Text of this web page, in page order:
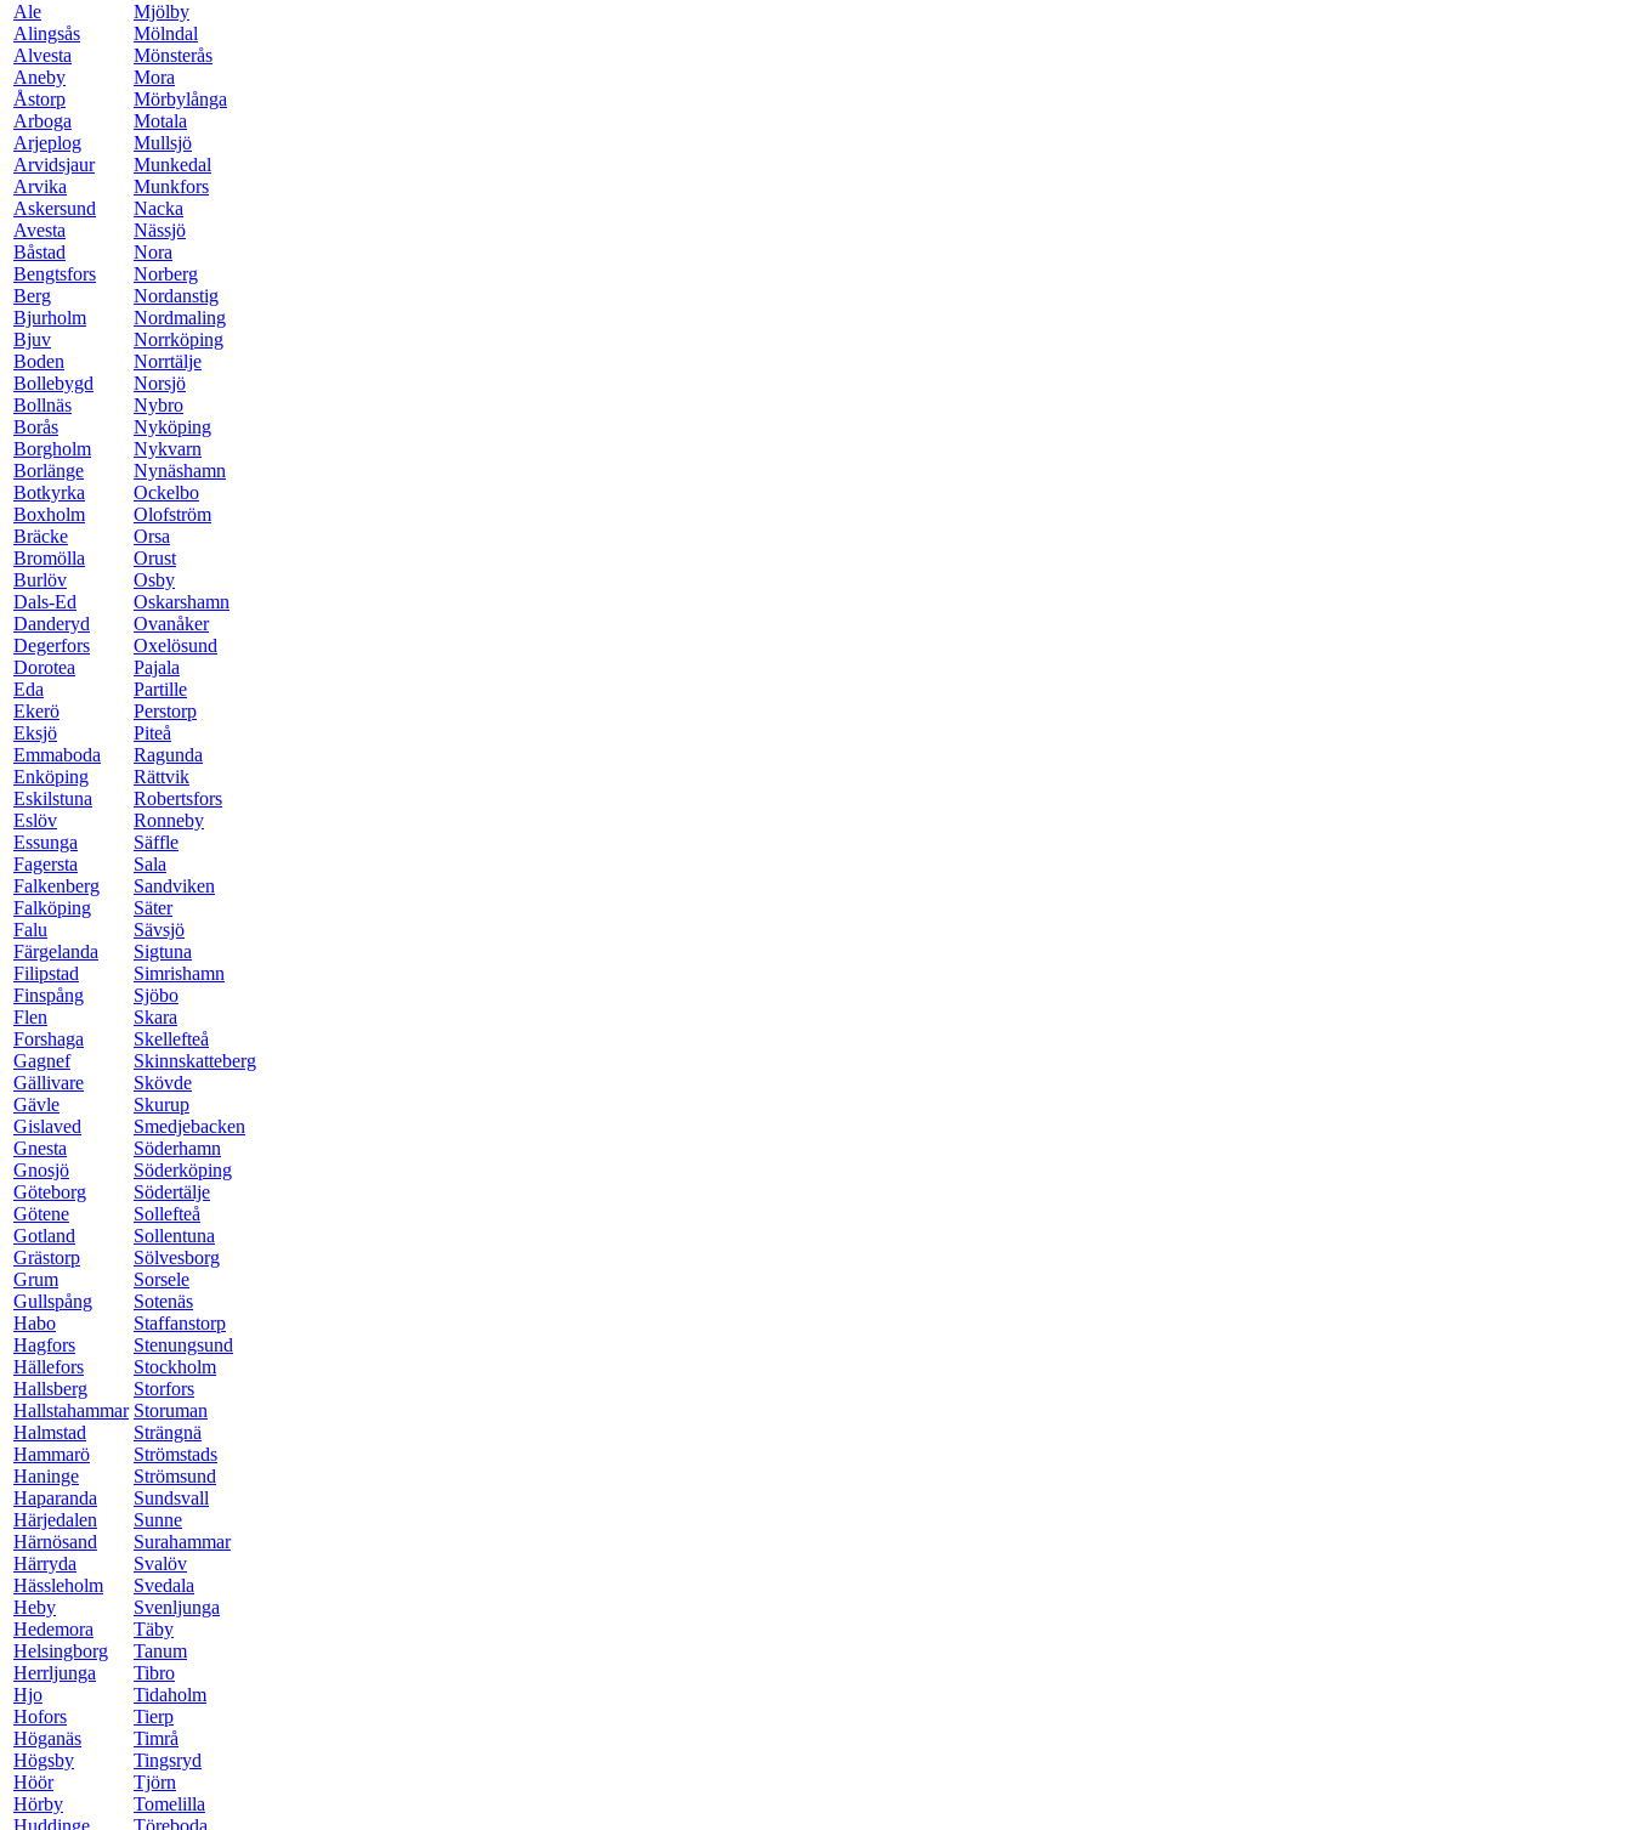
Ale
Alingsås
Alvesta
Aneby
Åstorp
Arboga
Arjeplog
Arvidsjaur
Arvika
Askersund
Avesta
Båstad
Bengtsfors
Berg
Bjurholm
Bjuv
Boden
Bollebygd
Bollnäs
Borås
Borgholm
Borlänge
Botkyrka
Boxholm
Bräcke
Bromölla
Burlöv
Dals-Ed
Danderyd
Degerfors
Dorotea
Eda
Ekerö
Eksjö
Emmaboda
Enköping
Eskilstuna
Eslöv
Essunga
Fagersta
Falkenberg
Falköping
Falu
Färgelanda
Filipstad
Finspång
Flen
Forshaga
Gagnef
Gällivare
Gävle
Gislaved
Gnesta
Gnosjö
Göteborg
Götene
Gotland
Grästorp
Grum
Gullspång
Habo
Hagfors
Hällefors
Hallsberg
Hallstahammar
Halmstad
Hammarö
Haninge
Haparanda
Härjedalen
Härnösand
Härryda
Hässleholm
Heby
Hedemora
Helsingborg
Herrljunga
Hjo
Hofors
Höganäs
Högsby
Höör
Hörby
Mjölby
Mölndal
Mönsterås
Mora
Mörbylånga
Motala
Mullsjö
Munkedal
Munkfors
Nacka
Nässjö
Nora
Norberg
Nordanstig
Nordmaling
Norrköping
Norrtälje
Norsjö
Nybro
Nyköping
Nykvarn
Nynäshamn
Ockelbo
Olofström
Orsa
Orust
Osby
Oskarshamn
Ovanåker
Oxelösund
Pajala
Partille
Perstorp
Piteå
Ragunda
Rättvik
Robertsfors
Ronneby
Säffle
Sala
Sandviken
Säter
Sävsjö
Sigtuna
Simrishamn
Sjöbo
Skara
Skellefteå
Skinnskatteberg
Skövde
Skurup
Smedjebacken
Söderhamn
Söderköping
Södertälje
Sollefteå
Sollentuna
Sölvesborg
Sorsele
Sotenäs
Staffanstorp
Stenungsund
Stockholm
Storfors
Storuman
Strängnä
Strömstads
Strömsund
Sundsvall
Sunne
Surahammar
Svalöv
Svedala
Svenljunga
Täby
Tanum
Tibro
Tidaholm
Tierp
Timrå
Tingsryd
Tjörn
Tomelilla